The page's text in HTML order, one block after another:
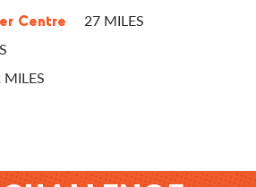
Centre 27 MILES